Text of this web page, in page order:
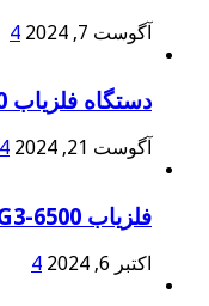
آگوست 7, 2024 4
دستگاه فلزیاب SUPER SENSOR G3-6500
آگوست 21, 2024 4
فلزیاب SUPER SENSOR G3-6500
اکتبر 6, 2024 4